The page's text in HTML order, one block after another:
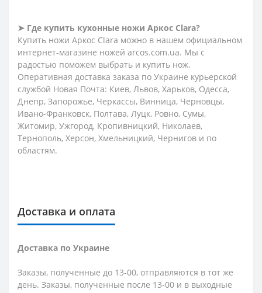
➤ Где купить кухонные ножи Аркос Clara?
Купить ножи Аркос Clara можно в нашем официальном
интернет-магазине ножей arcos.com.ua. Мы с
радостью поможем выбрать и купить нож.
Оперативная доставка заказа по Украине курьерской
службой Новая Почта: Киев, Львов, Харьков, Одесса,
Днепр, Запорожье, Черкассы, Винница, Черновцы,
Ивано-Франковск, Полтава, Луцк, Ровно, Сумы,
Житомир, Ужгород, Кропивницкий, Николаев,
Тернополь, Херсон, Хмельницкий, Чернигов и по
областям.
Доставка и оплата
Доставка по Украине
Заказы, полученные до 13-00, отправляются в тот же
день. Заказы, полученные после 13-00 и в выходные